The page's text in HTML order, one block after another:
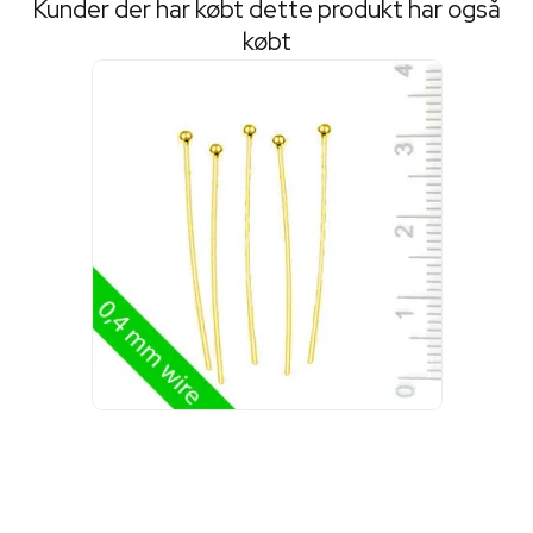
Kunder der har købt dette produkt har også
købt